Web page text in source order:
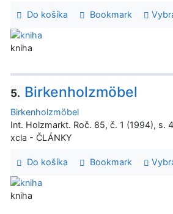
Do košíka Bookmark
kniha
5. Birkenholzmöbel
Birkenholzmöbel
Int. Holzmarkt. Roč. 85, č. 1 (1994), s.
xcla - ČLÁNKY
Do košíka Bookmark
kniha